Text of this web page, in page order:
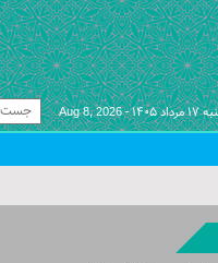
۱۴۰۵ - Aug 8, 2026